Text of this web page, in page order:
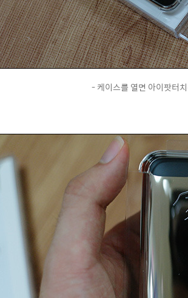
- 케이스를 열면 아이팟터